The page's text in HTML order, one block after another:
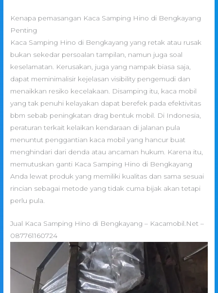
Kenapa pemasangan Kaca Samping Hino di Bengkayang
Penting
Kaca Samping Hino di Bengkayang yang retak atau rusak
bukan sekedar persoalan tampilan, namun juga soal
keselamatan. Kerusakan, juga yang nampak biasa saja,
dapat meminimalisir kejelasan visibility pengemudi dan
menaikkan resiko kecelakaan. Disamping itu, kaca mobil
yang tak penuhi kelayakan dapat berefek pada efektivitas
bbm sebab peningkatan drag bentuk mobil. Di Indonesia,
peraturan terkait kelaikan kendaraan di jalanan pula
menuntut penggantian kaca mobil yang hancur buat
menghindari dari denda atau ancaman hukum. Karena itu,
memutuskan ganti Kaca Samping Hino di Bengkayang
Anda lewat produk yang memiliki kualitas dan sama sesuai
rincian sebagai metode yang tidak cuma bijak akan tetapi
perlu pula.
Jual Kaca Samping Hino di Bengkayang – Kacamobil.Net –
087761160724